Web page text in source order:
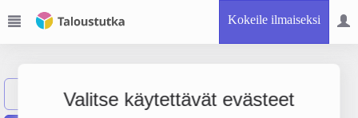
Kokeile ilmaiseksi
Valitse käytettävät evästeet
Näytä haku BK Biowin Karelia Oy